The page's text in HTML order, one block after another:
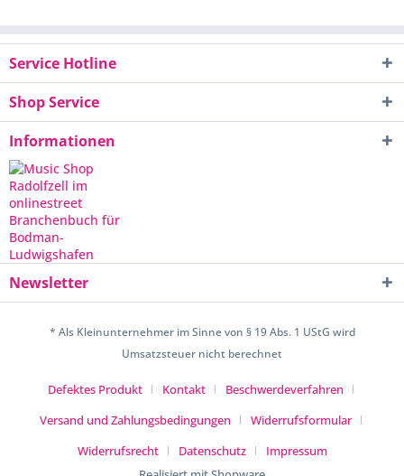
Service Hotline
Shop Service
Informationen
Newsletter
* Als Kleinunternehmer im Sinne von § 19 Abs. 1 UStG wird
Umsatzsteuer nicht berechnet
Defektes Produkt Kontakt
Beschwerdeverfahren
Versand und Zahlungsbedingungen
Widerrufsformular
Widerrufsrecht
Datenschutz
Impressum